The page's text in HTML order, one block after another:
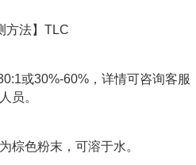
方法】TLC
或30%-60%，详情可咨询客服
人员。
棕色粉末，可溶于水。